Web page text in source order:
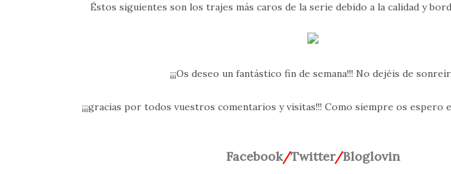
Éstos siguientes son los trajes más caros de la serie debido a la calidad y
¡¡¡Os deseo un fantástico fin de semana!!! No dejéis de sonreír,
¡¡¡gracias por todos vuestros comentarios y visitas!!! Como siempre os espero
Facebook/Twitter/Bloglovin